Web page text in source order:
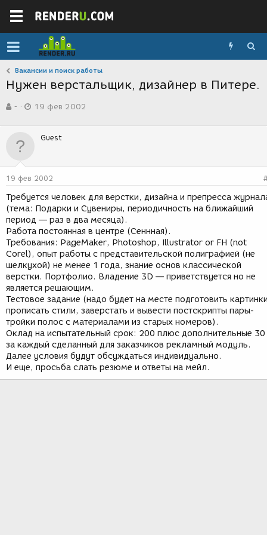
Вакансии и поиск работы
Нужен верстальщик, дизайнер в Питере.
в
р
м
-
а
д
н
и
я
19 фев 2002
Guest
19 фев 2002
Требуется человек для верстки, дизайна и препресса
(тема: Подарки и Сувениры, периодичность на ближайший
период — раз в два месяца).
Работа постоянная в центре (Сеннная).
Требования: PageMaker, Photoshop, Illustrator or FH (not
Corel), опыт работы с представительской полиграфией (не
шелкухой) не менее 1 года, знание основ классической
верстки. Портфолио. Владение 3D — приветствуется но не
является решающим.
Тестовое задание (надо будет на месте подготовить
прописать стили, заверстать и вывести постскрипты пары-
тройки полос с материалами из старых номеров).
Оклад на испытательный срок: 200 плюс дополнительные 30
за каждый сделанный для заказчиков рекламный модуль.
Далее условия будут обсуждаться индивидуально.
И еще, просьба слать резюме и ответы на мейл.